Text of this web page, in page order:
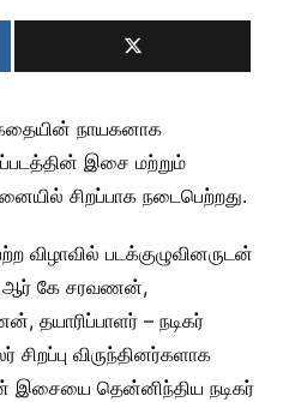
நாயகனாக
இசை மற்றும்
சிறப்பாக நடைபெற்றது.
விழாவில் படக்குழுவினருடன்
ஆர் கே சரவணன்,
– நடிகர்
விருந்தினர்களாக
தென்னிந்திய நடிகர்